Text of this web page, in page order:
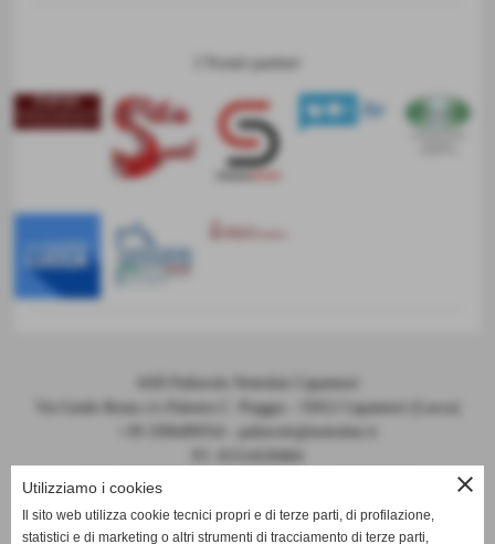
I Nostri partner
Via Guido Rossa c/o Palestra C. Piaggia - 55012 Capannori (Lucca)
Codice FIPAV 10.050.0086 - N° registro CONI 7225
close
Utilizziamo i cookies
Il sito web utilizza cookie tecnici propri e di terze parti, di profilazione,
statistici e di marketing o altri strumenti di tracciamento di terze parti,